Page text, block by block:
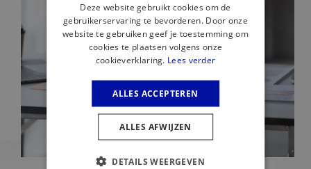
Deze website gebruikt cookies om de
gebruikerservaring te bevorderen. Door onze
website te gebruiken geef je toestemming om
cookies te plaatsen volgens onze
cookieverklaring. Lees verder
ALLES ACCEPTEREN
ALLES AFWIJZEN
DETAILS WEERGEVEN